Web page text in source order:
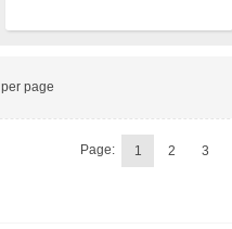
per page
Page: 1 2 3